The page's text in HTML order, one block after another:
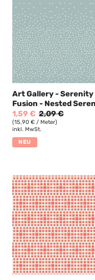
Art Gallery - Serenity
Fusion - Nested
1,59 € 2,09 €
(15,90 € / Meter)
inkl. MwSt.
NEU